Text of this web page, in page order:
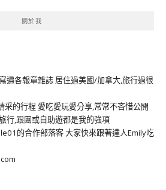
關於我
遍各報章雜誌 居住過美國/加拿大,旅行過很
采的行程 愛吃愛玩愛分享,常常不吝惜公開
行,跟團或自助遊都是我的強項
的合作部落客 大家快來跟著達人Emily吃